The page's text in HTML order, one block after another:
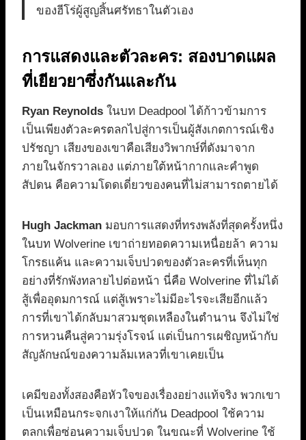
ของฮีโร่ผู้สูญสิ้นศรัทธาในตัวเอง
การแสดงและตัวละคร: สองบาดแผล
ที่เยียวยาซึ่งกันและกัน
Ryan Reynolds ในบท Deadpool ได้ก้าวข้ามการ
เป็นเพียงตัวละครตลกไปสู่การเป็นผู้สังเกตการณ์เชิง
ปรัชญา เสียงของเขาคือเสียงวิพากษ์ที่ดังมาจาก
ภายในจักรวาลเอง แต่ภายใต้หน้ากากและคำพูด
สัปดน คือความโดดเดี่ยวของคนที่ไม่สามารถตายได้
Hugh Jackman มอบการแสดงที่ทรงพลังที่สุดครั้งหนึ่ง
ในบท Wolverine เขาถ่ายทอดความเหนื่อยล้า ความ
โกรธแค้น และความเจ็บปวดของตัวละครที่เห็นทุก
อย่างที่รักพังทลายไปต่อหน้า นี่คือ Wolverine ที่ไม่ได้
สู้เพื่ออุดมการณ์ แต่สู้เพราะไม่มีอะไรจะเสียอีกแล้ว
การที่เขาได้กลับมาสวมชุดเหลืองในตำนาน จึงไม่ใช่
การหวนคืนสู่ความรุ่งโรจน์ แต่เป็นการเผชิญหน้ากับ
สัญลักษณ์ของความล้มเหลวที่เขาเคยเป็น
เคมีของทั้งสองคือหัวใจของเรื่องอย่างแท้จริง พวกเขา
เป็นเหมือนกระจกเงาให้แก่กัน Deadpool ใช้ความ
ตลกเพื่อซ่อนความเจ็บปวด ในขณะที่ Wolverine ใช้